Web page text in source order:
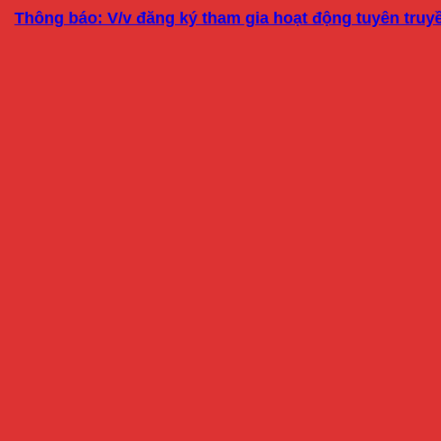
Thông báo: V/v đăng ký tham gia hoạt động tuyên